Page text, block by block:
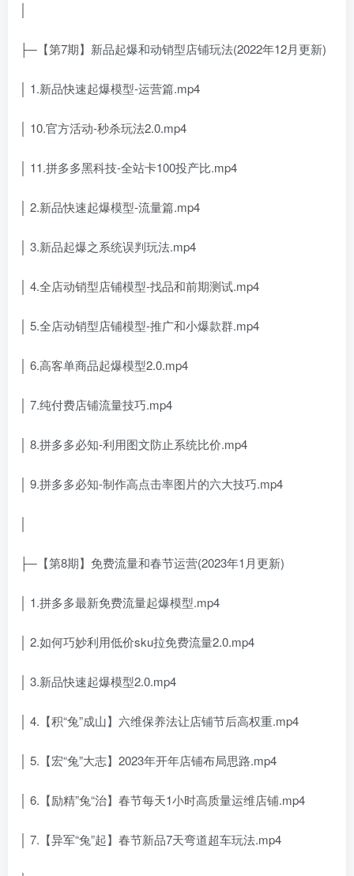
├─【第7期】新品起爆和动销型店铺玩法(2022年12月更新)
│ 1.新品快速起爆模型-运营篇.mp4
│ 10.官方活动-秒杀玩法2.0.mp4
│ 11.拼多多黑科技-全站卡100投产比.mp4
│ 2.新品快速起爆模型-流量篇.mp4
│ 3.新品起爆之系统误判玩法.mp4
│ 4.全店动销型店铺模型-找品和前期测试.mp4
│ 5.全店动销型店铺模型-推广和小爆款群.mp4
│ 6.高客单商品起爆模型2.0.mp4
│ 7.纯付费店铺流量技巧.mp4
│ 8.拼多多必知-利用图文防止系统比价.mp4
│ 9.拼多多必知-制作高点击率图片的六大技巧.mp4
├─【第8期】免费流量和春节运营(2023年1月更新)
│ 1.拼多多最新免费流量起爆模型.mp4
│ 2.如何巧妙利用低价sku拉免费流量2.0.mp4
│ 3.新品快速起爆模型2.0.mp4
│ 4.【积“兔”成山】六维保养法让店铺节后高权重.mp4
│ 5.【宏“兔”大志】2023年开年店铺布局思路.mp4
│ 6.【励精”兔“治】春节每天1小时高质量运维店铺.mp4
│ 7.【异军“兔”起】春节新品7天弯道超车玩法.mp4